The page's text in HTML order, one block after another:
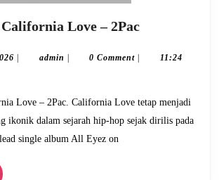
Love – 2PacMakna
California
2Pac
Januaryadmin admin 0 Comment
11:24
ikonik dalam sejarah hip-hop sejak dirilis pada
single album All Eyez on